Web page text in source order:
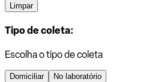
Limpar
Tipo de coleta:
Escolha o tipo de coleta
Domiciliar No laboratório